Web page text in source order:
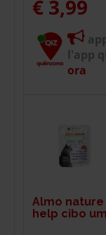
€ 3,99
l'app
ora
Almo
help cibo